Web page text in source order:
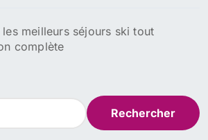
meilleurs séjours ski tout
complète